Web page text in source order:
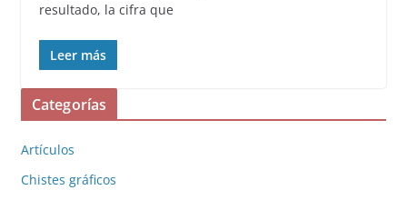
resultado, la cifra que
Leer más
Categorías
Artículos
Chistes gráficos